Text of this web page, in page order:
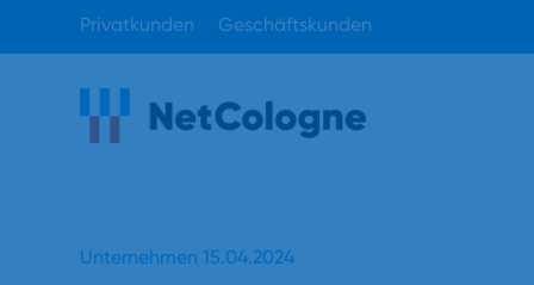
Privatkunden Geschäftskunden
Unternehmen 15.04.2024